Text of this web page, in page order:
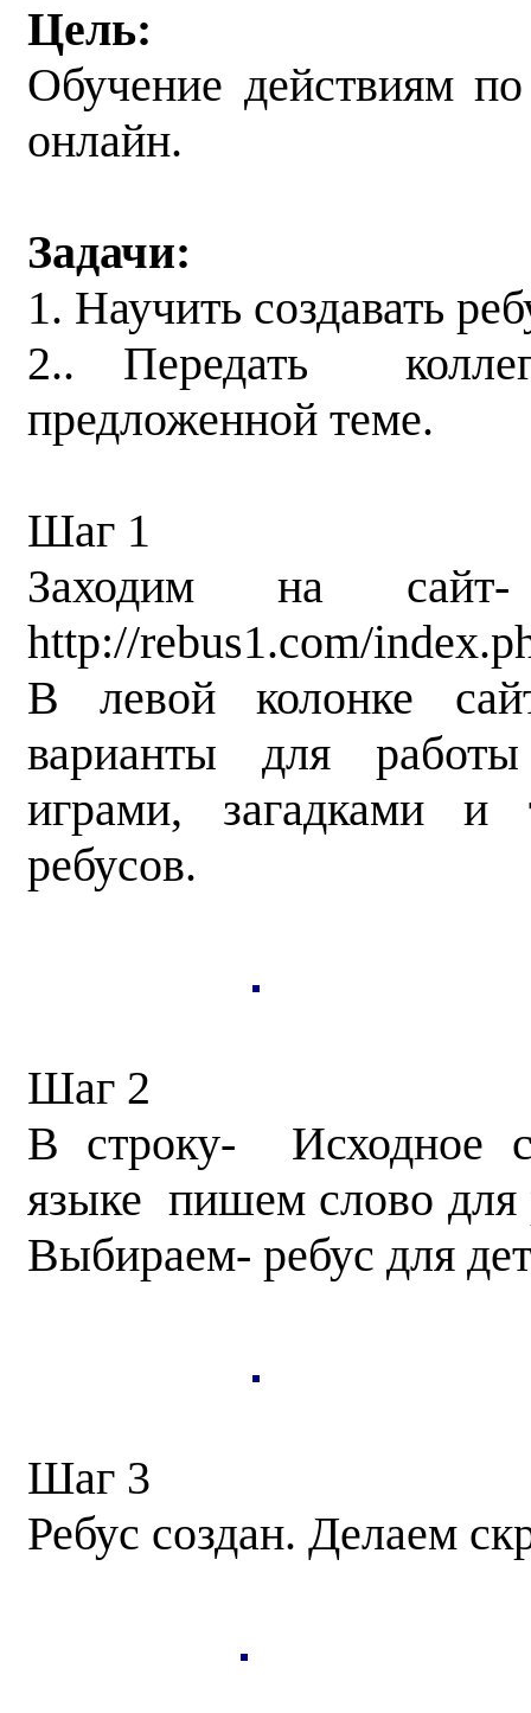
Цель:
Обучение действиям
онлайн.
Задачи:
1. Научить создавать
2.. Передать
предложенной теме.
Шаг 1
Заходим на
http://rebus1.com/
В левой колонке
варианты для
играми, загадками
ребусов.
Шаг 2
В строку- Исходное
языке пишем слово для
Выбираем- ребус для
Шаг 3
Ребус создан. Делаем